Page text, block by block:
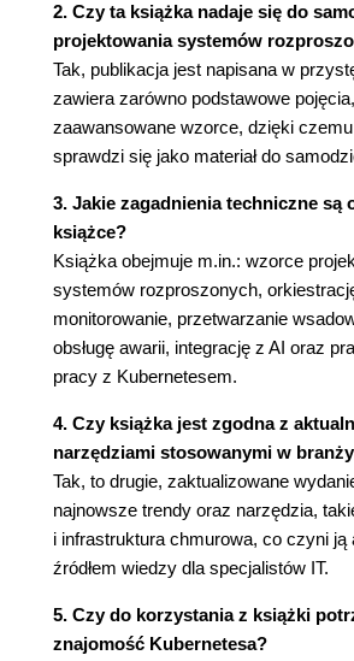
Dokumentowanie
Podsumowanie
4. Wzorzec Ambasador
Używanie ambasadora do
usługi
Część praktyczna:
pofragmentowanej
między usługami
Używanie ambasadora do
eksperymentowania lub
Część praktyczna:
eksperymentów
5. Wzorzec Adapter
Monitorowanie
Część praktyczna:
pomocą systemu
Rejestrowanie
Część praktyczna:
pomocą fluentd
Dodawanie monitora
2. Czy ta książka nadaje się do
projektowania systemów
Tak, publikacja jest napisana w
zawiera zarówno podstawowe
zaawansowane wzorce, dzięki
sprawdzi się jako materiał do
3. Jakie zagadnienia techniczne są
książce?
Książka obejmuje m.in.: wzorce
systemów rozproszonych,
monitorowanie, przetwarzanie
obsługę awarii, integrację z AI oraz
pracy z Kubernetesem.
4. Czy książka jest zgodna z
narzędziami stosowanymi w
Tak, to drugie, zaktualizowane
najnowsze trendy oraz narzędzia,
i infrastruktura chmurowa, co czyni ją
źródłem wiedzy dla specjalistów IT.
5. Czy do korzystania z książki
znajomość Kubernetesa?